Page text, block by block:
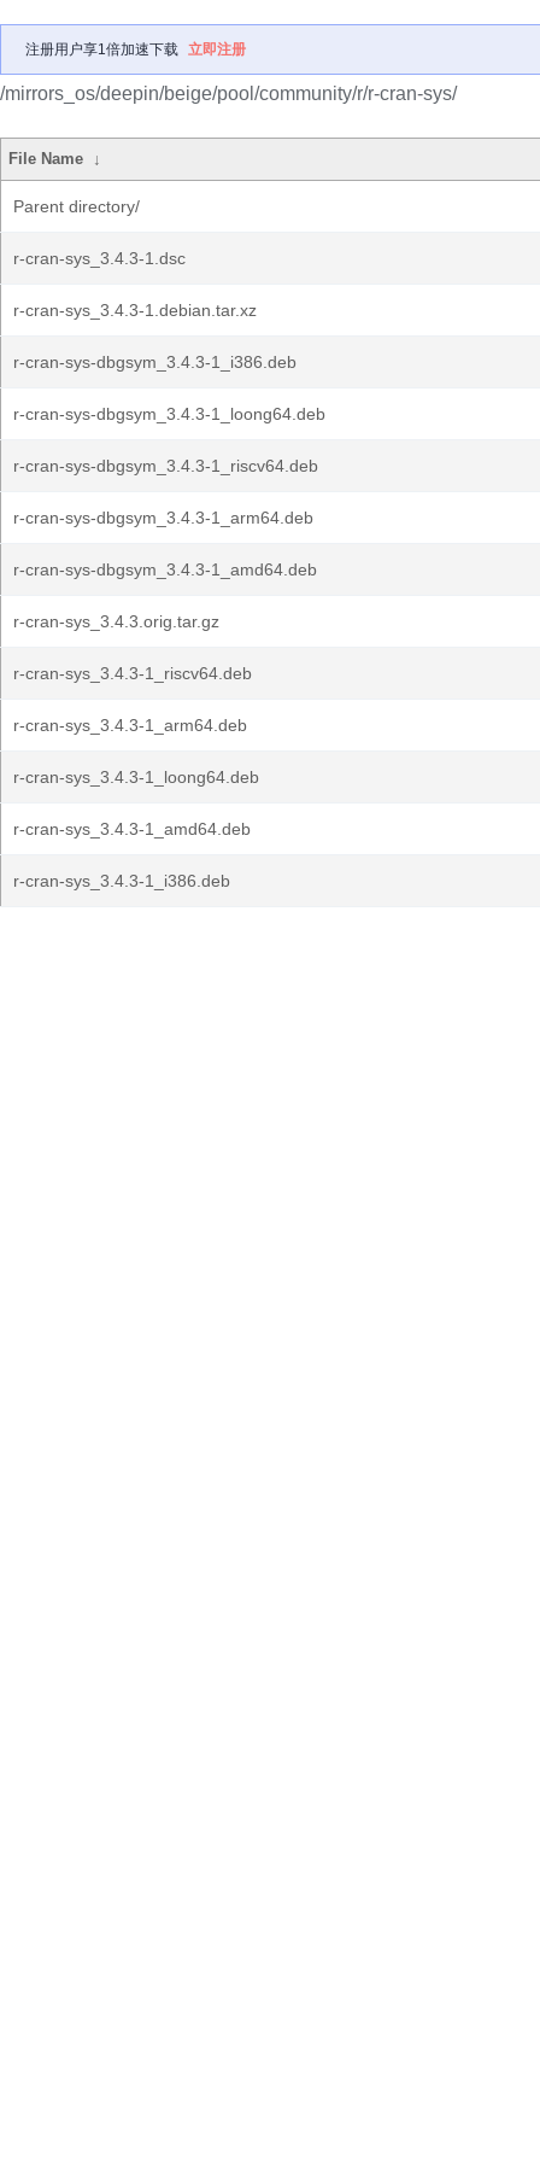
注册用户享1倍加速下载 立即注册
/mirrors_os/deepin/beige/pool/community/r/r-cran-sys/
File Name ↓
Parent directory/
r-cran-sys_3.4.3-1.dsc
r-cran-sys_3.4.3-1.debian.tar.xz
r-cran-sys-dbgsym_3.4.3-1_i386.deb
r-cran-sys-dbgsym_3.4.3-1_loong64.deb
r-cran-sys-dbgsym_3.4.3-1_riscv64.deb
r-cran-sys-dbgsym_3.4.3-1_arm64.deb
r-cran-sys-dbgsym_3.4.3-1_amd64.deb
r-cran-sys_3.4.3.orig.tar.gz
r-cran-sys_3.4.3-1_riscv64.deb
r-cran-sys_3.4.3-1_arm64.deb
r-cran-sys_3.4.3-1_loong64.deb
r-cran-sys_3.4.3-1_amd64.deb
r-cran-sys_3.4.3-1_i386.deb